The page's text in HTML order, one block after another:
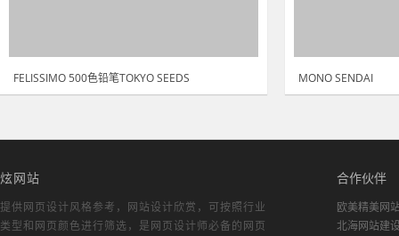
FELISSIMO 500色铅笔TOKYO SEEDS MONO SENDAI
炫网站
提供网页设计风格参考， 网站设计欣赏 ，可按照行业
类型和网页颜色进行筛选，是网页设计师必备的网页
合作伙伴
欧美精美网
北海网站建